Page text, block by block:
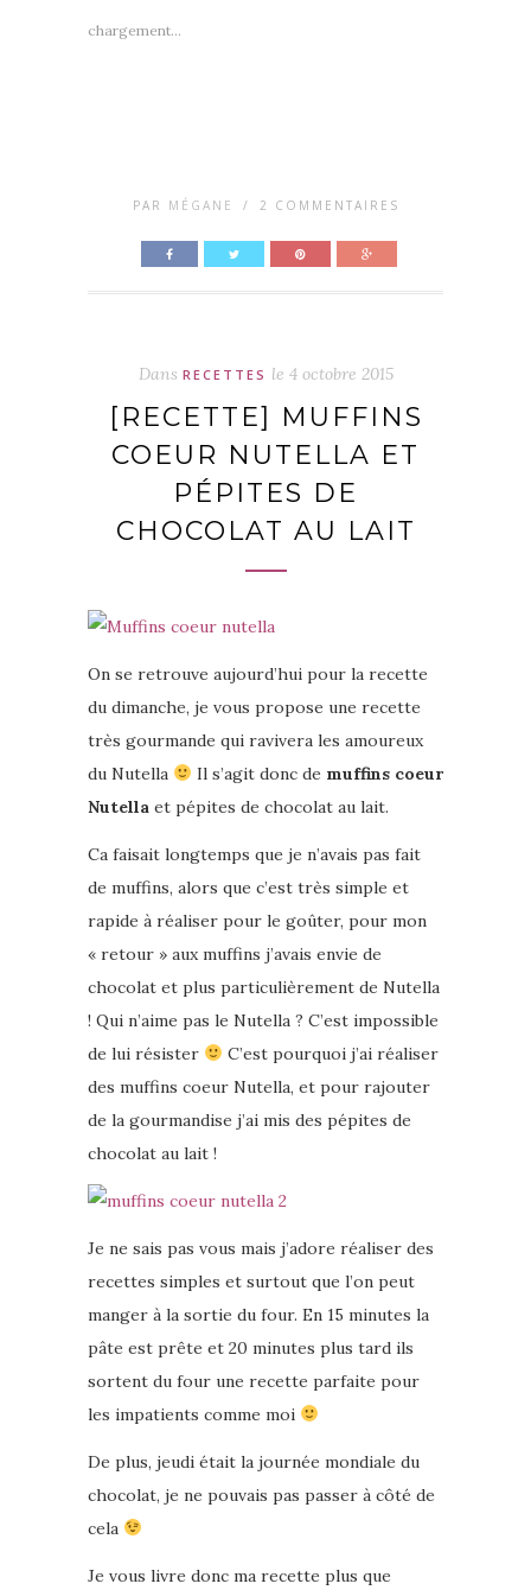
chargement…
PAR MÉGANE / 2 COMMENTAIRES
Dans RECETTES le 4 octobre 2015
[RECETTE] MUFFINS
COEUR NUTELLA ET
PÉPITES DE
CHOCOLAT AU LAIT
On se retrouve aujourd’hui pour la recette
du dimanche, je vous propose une recette
très gourmande qui ravivera les amoureux
du Nutella
Il s’agit donc de muffins coeur
Nutella et pépites de chocolat au lait.
Ca faisait longtemps que je n’avais pas fait
de muffins, alors que c’est très simple et
rapide à réaliser pour le goûter, pour mon
« retour » aux muffins j’avais envie de
chocolat et plus particulièrement de Nutella
! Qui n’aime pas le Nutella ? C’est impossible
de lui résister
C’est pourquoi j’ai réaliser
des muffins coeur Nutella, et pour rajouter
de la gourmandise j’ai mis des pépites de
chocolat au lait !
Je ne sais pas vous mais j’adore réaliser des
recettes simples et surtout que l’on peut
manger à la sortie du four. En 15 minutes la
pâte est prête et 20 minutes plus tard ils
sortent du four une recette parfaite pour
les impatients comme moi
De plus, jeudi était la journée mondiale du
chocolat, je ne pouvais pas passer à côté de
cela
Je vous livre donc ma recette plus que